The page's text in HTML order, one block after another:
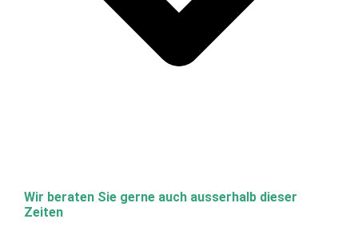
Wir beraten Sie gerne auch ausserhalb dieser
Zeiten